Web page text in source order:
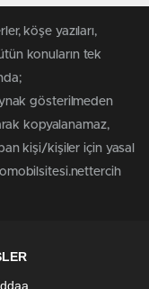
köşe yazıları,
konuların tek
gösterilmeden
kopyalanamaz,
kişi/kişiler için yasal